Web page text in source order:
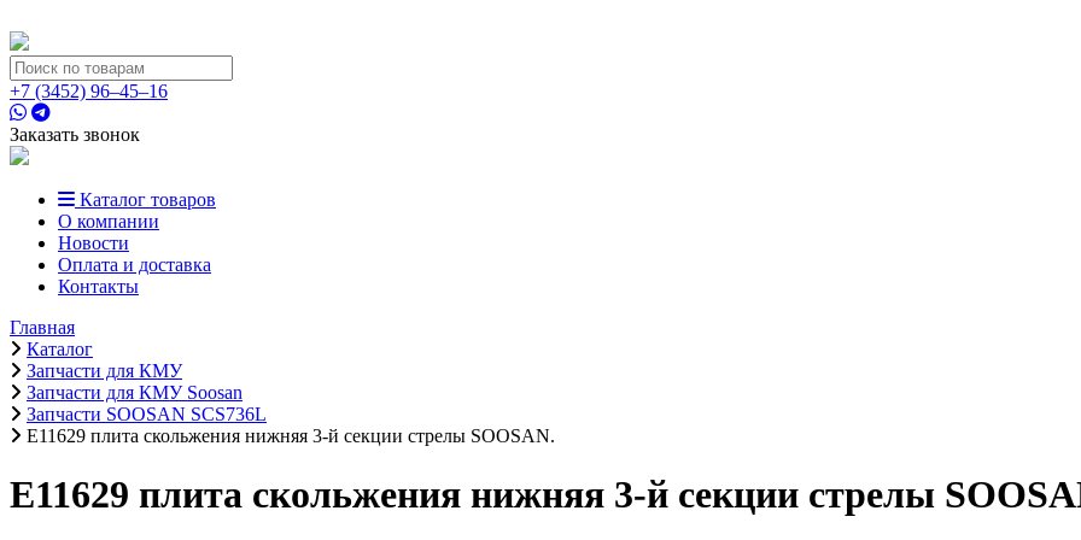
+7 (3452) 96‒45‒16
Заказать звонок
Каталог товаров
О компании
Новости
Оплата и доставка
Контакты
Главная
Каталог
Запчасти для КМУ
Запчасти для КМУ Soosan
Запчасти SOOSAN SCS736L
E11629 плита скольжения нижняя 3-й секции стрелы SOOSAN.
E11629 плита скольжения нижняя 3-й секции стрелы